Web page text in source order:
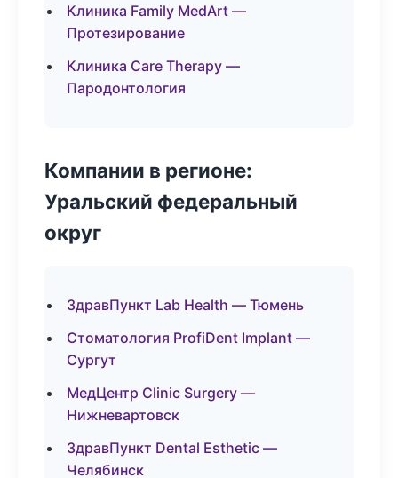
Клиника Family MedArt —
Протезирование
Клиника Care Therapy —
Пародонтология
Компании в регионе:
Уральский федеральный
округ
ЗдравПункт Lab Health — Тюмень
Стоматология ProfiDent Implant —
Сургут
МедЦентр Clinic Surgery —
Нижневартовск
ЗдравПункт Dental Esthetic —
Челябинск